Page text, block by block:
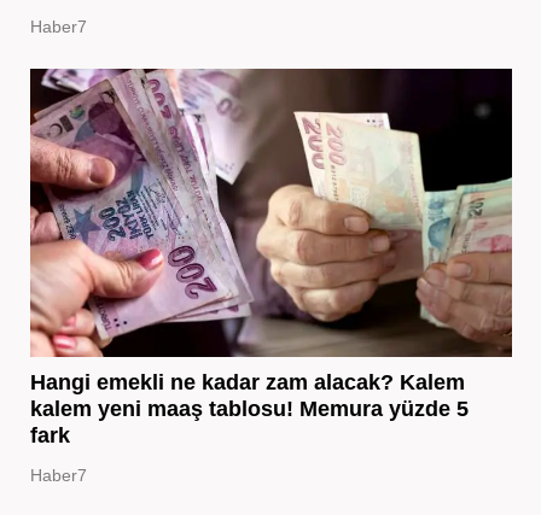
Haber7
Hangi emekli ne kadar zam alacak? Kalem
kalem yeni maaş tablosu! Memura yüzde 5
fark
Haber7